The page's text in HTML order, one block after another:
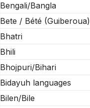
Bengali/Bangla
Bete / Bété (Guiberoua)
Bhatri
Bhili
Bhojpuri/Bihari
Bidayuh languages
Bilen/Bile